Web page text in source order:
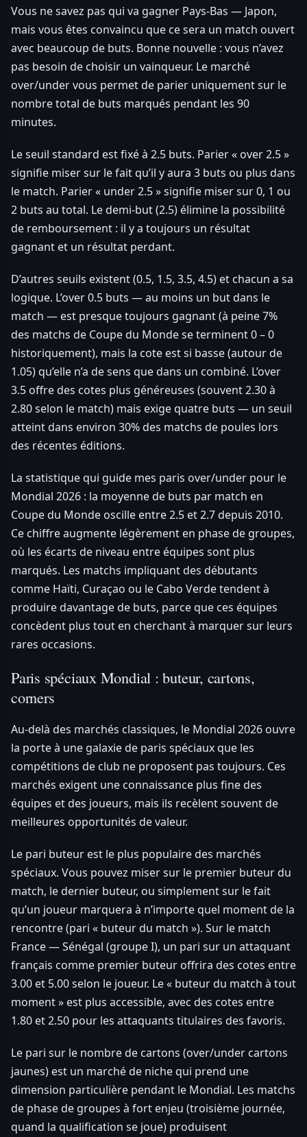
Vous ne savez pas qui va gagner Pays-Bas — Japon,
mais vous êtes convaincu que ce sera un match ouvert
avec beaucoup de buts. Bonne nouvelle : vous n’avez
pas besoin de choisir un vainqueur. Le marché
over/under vous permet de parier uniquement sur le
nombre total de buts marqués pendant les 90
minutes.
Le seuil standard est fixé à 2.5 buts. Parier « over 2.5 »
signifie miser sur le fait qu’il y aura 3 buts ou plus dans
le match. Parier « under 2.5 » signifie miser sur 0, 1 ou
2 buts au total. Le demi-but (2.5) élimine la possibilité
de remboursement : il y a toujours un résultat
gagnant et un résultat perdant.
D’autres seuils existent (0.5, 1.5, 3.5, 4.5) et chacun a sa
logique. L’over 0.5 buts — au moins un but dans le
match — est presque toujours gagnant (à peine 7%
des matchs de Coupe du Monde se terminent 0 – 0
historiquement), mais la cote est si basse (autour de
1.05) qu’elle n’a de sens que dans un combiné. L’over
3.5 offre des cotes plus généreuses (souvent 2.30 à
2.80 selon le match) mais exige quatre buts — un seuil
atteint dans environ 30% des matchs de poules lors
des récentes éditions.
La statistique qui guide mes paris over/under pour le
Mondial 2026 : la moyenne de buts par match en
Coupe du Monde oscille entre 2.5 et 2.7 depuis 2010.
Ce chiffre augmente légèrement en phase de groupes,
où les écarts de niveau entre équipes sont plus
marqués. Les matchs impliquant des débutants
comme Haïti, Curaçao ou le Cabo Verde tendent à
produire davantage de buts, parce que ces équipes
concèdent plus tout en cherchant à marquer sur leurs
rares occasions.
Paris spéciaux Mondial : buteur, cartons,
corners
Au-delà des marchés classiques, le Mondial 2026 ouvre
la porte à une galaxie de paris spéciaux que les
compétitions de club ne proposent pas toujours. Ces
marchés exigent une connaissance plus fine des
équipes et des joueurs, mais ils recèlent souvent de
meilleures opportunités de valeur.
Le pari buteur est le plus populaire des marchés
spéciaux. Vous pouvez miser sur le premier buteur du
match, le dernier buteur, ou simplement sur le fait
qu’un joueur marquera à n’importe quel moment de la
rencontre (pari « buteur du match »). Sur le match
France — Sénégal (groupe I), un pari sur un attaquant
français comme premier buteur offrira des cotes entre
3.00 et 5.00 selon le joueur. Le « buteur du match à tout
moment » est plus accessible, avec des cotes entre
1.80 et 2.50 pour les attaquants titulaires des favoris.
Le pari sur le nombre de cartons (over/under cartons
jaunes) est un marché de niche qui prend une
dimension particulière pendant le Mondial. Les matchs
de phase de groupes à fort enjeu (troisième journée,
quand la qualification se joue) produisent